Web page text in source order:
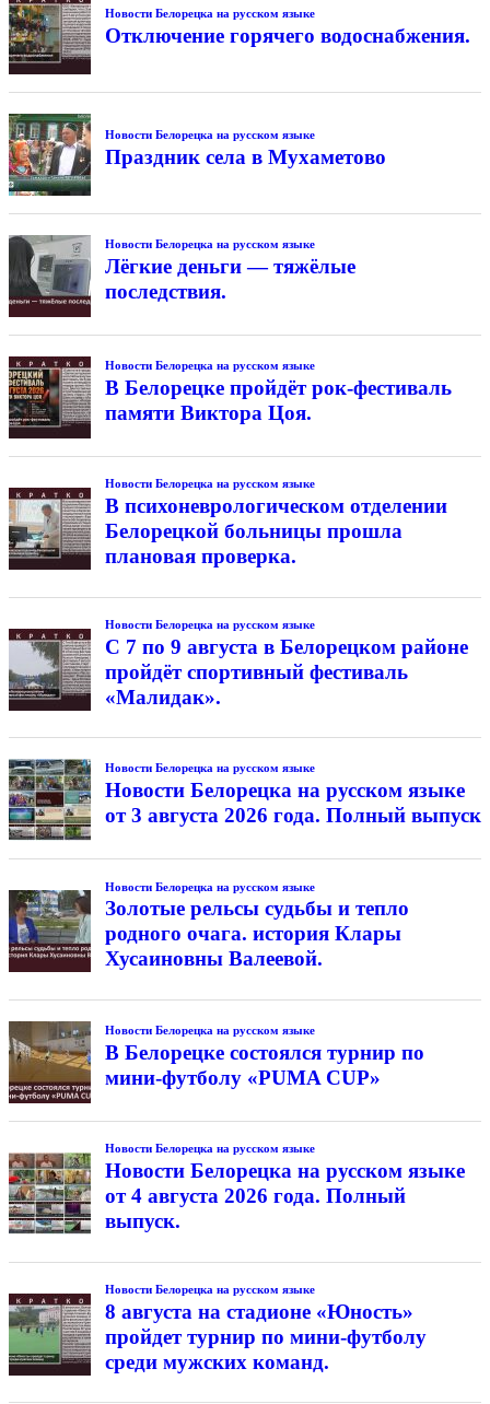
Новости Белорецка на русском языке
Отключение горячего водоснабжения.
Новости Белорецка на русском языке
Праздник села в Мухаметово
Новости Белорецка на русском языке
Лёгкие деньги — тяжёлые
последствия.
Новости Белорецка на русском языке
В Белорецке пройдёт рок-фестиваль
памяти Виктора Цоя.
Новости Белорецка на русском языке
В психоневрологическом отделении
Белорецкой больницы прошла
плановая проверка.
Новости Белорецка на русском языке
С 7 по 9 августа в Белорецком районе
пройдёт спортивный фестиваль
«Малидак».
Новости Белорецка на русском языке
Новости Белорецка на русском языке
от 3 августа 2026 года. Полный выпуск
Новости Белорецка на русском языке
Золотые рельсы судьбы и тепло
родного очага. история Клары
Хусаиновны Валеевой.
Новости Белорецка на русском языке
В Белорецке состоялся турнир по
мини-футболу «PUMA CUP»
Новости Белорецка на русском языке
Новости Белорецка на русском языке
от 4 августа 2026 года. Полный
выпуск.
Новости Белорецка на русском языке
8 августа на стадионе «Юность»
пройдет турнир по мини-футболу
среди мужских команд.